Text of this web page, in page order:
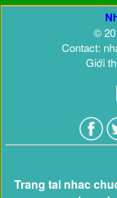
©
Contact:
Giới
Trang tai nhac